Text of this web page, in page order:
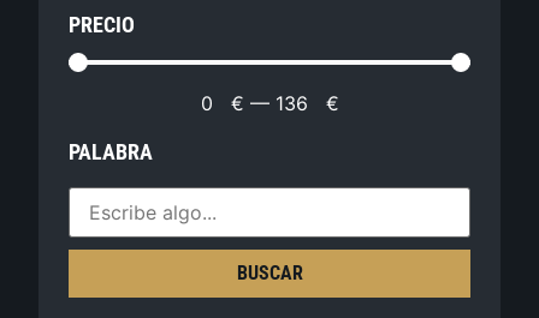
PRECIO
0 € — 136 €
PALABRA
BUSCAR